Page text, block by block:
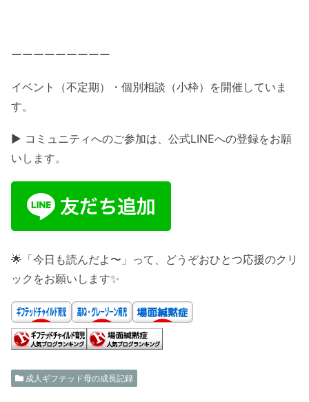
ーーーーーーーーー
イベント（不定期）・個別相談（小枠）を開催していま
す。
▶ コミュニティへのご参加は、公式LINEへの登録をお願
いします。
🌟「今日も読んだよ〜」って、どうぞおひとつ応援のクリ
ックをお願いします✨
成人ギフテッド母の成長記録